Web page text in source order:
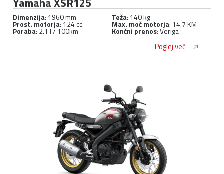
Dimenzija: 1960 mm Teža: 140 kg
Prost. motorja: 124 cc Max. moč motorja: 14.7 KM
Poraba: 2.1 l / 100km Končni prenos: Veriga
Poglej več